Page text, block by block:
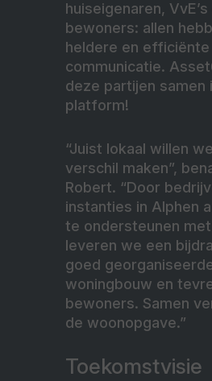
huiseigenaren, VvE’s
bewoners: allen
heldere en efficiënte
communicatie.
deze partijen samen
platform!
“Juist lokaal willen
verschil maken”,
Robert. “Door
instanties in Alphen
te ondersteunen
leveren we een
goed
woningbouw en
bewoners. Samen
de woonopgave.”
Toekomstvisie